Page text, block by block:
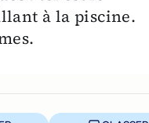
à la piscine.